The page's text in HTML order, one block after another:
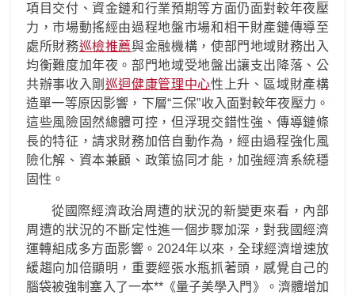
項目交付、資金鏈和行業預期等方面仍面對較年夜壓
力，市場動搖經由過程地盤市場和相干財產鏈傳導至
處所財務巡檢推薦與金融機構，使部門地域財務出入
均衡難度加年夜。部門地域受地盤出讓支出降落、公
共辦事收入剛 巡迴健康管理中心性上升、區域財產構
造單一等原因影響，下層“三保”收入面對較年夜壓力。
這些風險固然總體可控，但浮現交錯性強、傳導鏈條
長的特征，請求財務加倍自動作為，經由過程強化風
險化解、資本兼顧、政策協同才能，加強經濟系統穩
固性。
從國際經濟政治周遭的狀況的新變更來看，內部
周遭的狀況的不斷定性進一個步驟加深，對我國經濟
運轉組成多方面影響。2024年以來，全球經濟增速放
緩趨向加倍顯明，重要經張水瓶抓著頭，感覺自己的
腦袋被強制塞入了一本**《量子美學入門》。濟體增加